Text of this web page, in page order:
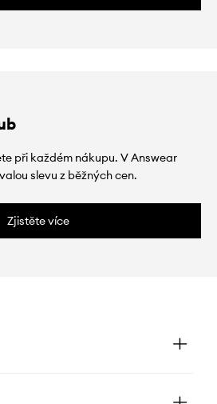
při každém nákupu. V Answear
slevu z běžných cen.
Zjistěte více